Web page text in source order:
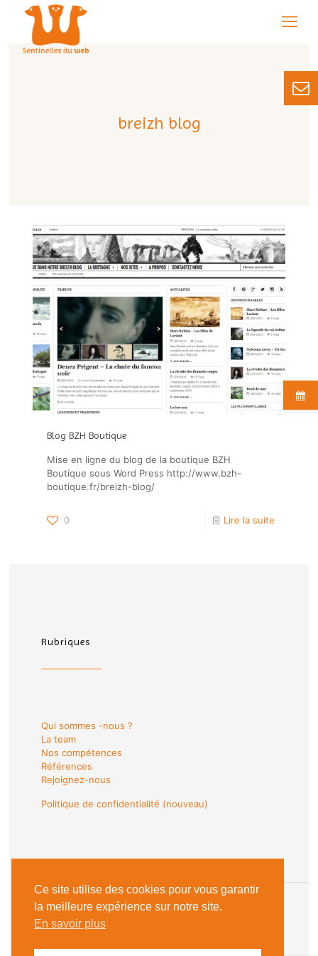
breizh blog
Blog BZH Boutique
Mise en ligne du blog de la boutique BZH
Boutique sous Word Press http://www.bzh-
boutique.fr/breizh-blog/
0 Lire la suite
Rubriques
Qui sommes -nous ?
La team
Nos compétences
Références
Rejoignez-nous
Politique de confidentialité (nouveau)
Ce site utilise des cookies pour vous garantir
la meilleure expérience sur notre site.
En savoir plus